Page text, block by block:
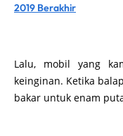
2019 Berakhir
Lalu, mobil yang
keinginan. Ketika
bakar untuk enam